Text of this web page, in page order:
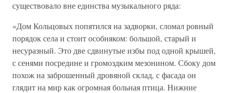
существовало вне единства музыкального ряда:
«Дом Кольцовых попятился на задворки, сломал ровный
порядок села и стоит особняком: большой, старый и
несуразный. Это две сдвинутые избы под одной крышей,
с сенями посредине и громоздким мезонином. Сбоку дом
похож на заброшенный дровяной склад, с фасада он
глядит на мир как огромная больная птица. Нижние